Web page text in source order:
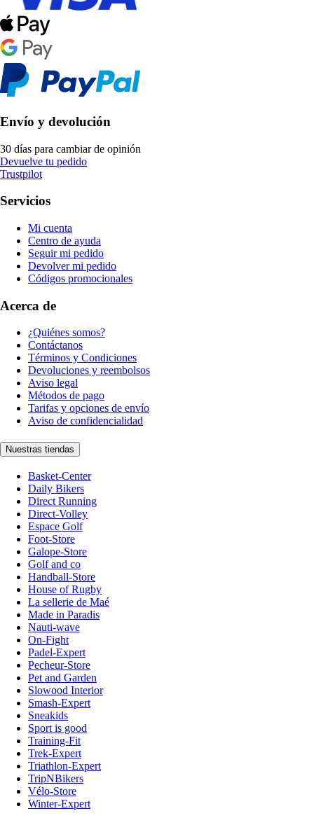
Envío y devolución
30 días para cambiar de opinión
Devuelve tu pedido
Trustpilot
Servicios
Mi cuenta
Centro de ayuda
Seguir mi pedido
Devolver mi pedido
Códigos promocionales
Acerca de
¿Quiénes somos?
Contáctanos
Términos y Condiciones
Devoluciones y reembolsos
Aviso legal
Métodos de pago
Tarifas y opciones de envío
Aviso de confidencialidad
Nuestras tiendas
Basket-Center
Daily Bikers
Direct Running
Direct-Volley
Espace Golf
Foot-Store
Galope-Store
Golf and co
Handball-Store
House of Rugby
La sellerie de Maé
Made in Paradis
Nauti-wave
On-Fight
Padel-Expert
Pecheur-Store
Pet and Garden
Slowood Interior
Smash-Expert
Sneakids
Sport is good
Training-Fit
Trek-Expert
Triathlon-Expert
TripNBikers
Vélo-Store
Winter-Expert